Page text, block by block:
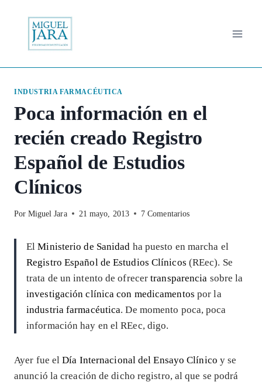
contenido
INDUSTRIA FARMACÉUTICA
Poca información en el
recién creado Registro
Español de Estudios
Clínicos
Por Miguel Jara 21 mayo, 2013 7 Comentarios
ElMinisterio de Sanidad ha puesto en marcha el
Registro Español de Estudios Clínicos (REec). Se
trata de un intento de ofrecertransparencia sobre la
investigación clínica con medicamentos por la
industria farmacéutica. De momento poca, poca
información hay en el REec, digo.
Ayer fue elDía Internacional del Ensayo Clínico y se
anunció la creación de dicho registro, al que se podrá